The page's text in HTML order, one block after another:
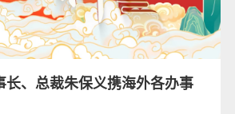
长、总裁朱保义携海外各办事